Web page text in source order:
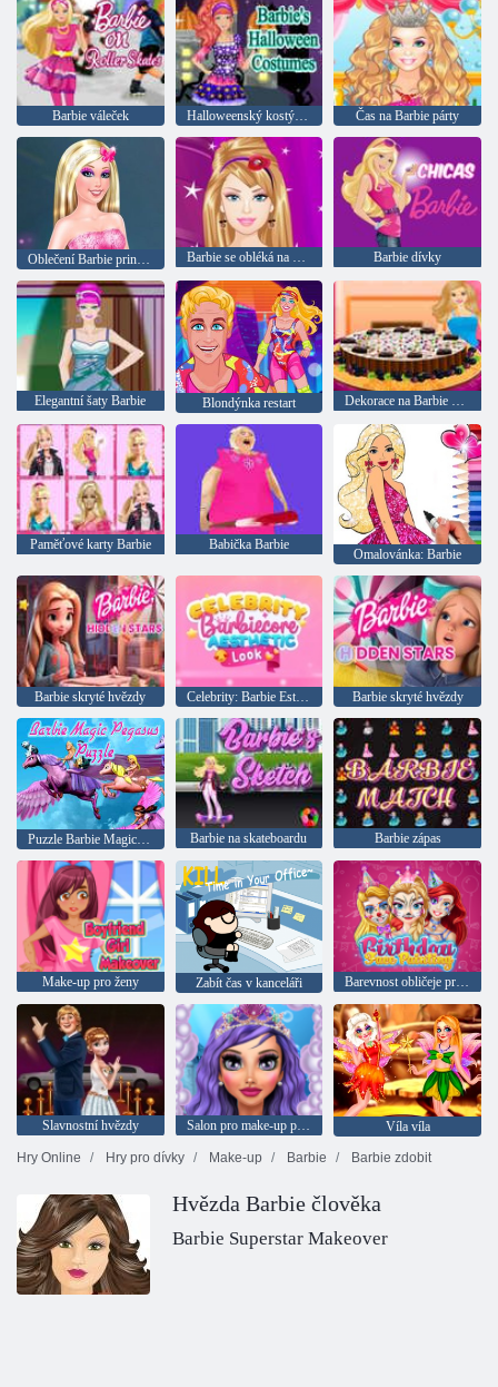
Barbie váleček Halloweenský kostým Barbie Čas na Barbie párty
Barbie se obléká na večírek Barbie dívky
Elegantní šaty Barbie Blondýnka restart Dekorace na Barbie dort
Paměťové karty Barbie Babička Barbie
Omalovánka: Barbie
Barbie skryté hvězdy Celebrity: Barbie Estetický vzhled Barbie skryté hvězdy
Puzzle Barbie Magic Pegasus Barbie na skateboardu Barbie zápas
Make-up pro ženy Zabít čas v kanceláři Barevnost obličeje pro den narození
Slavnostní hvězdy Salon pro make-up pro mořské panny
Víla víla
Hry Online
Hry pro dívky Make-up Barbie Barbie zdobit
Hvězda Barbie člověka
Barbie Superstar Makeover